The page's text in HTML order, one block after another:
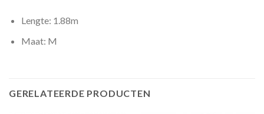
Lengte: 1.88m
Maat: M
GERELATEERDE PRODUCTEN